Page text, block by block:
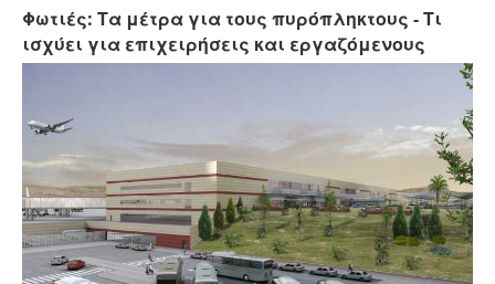
Φωτιές: Τα μέτρα για τους πυρόπληκτους - Τι
ισχύει για επιχειρήσεις και εργαζόμενους